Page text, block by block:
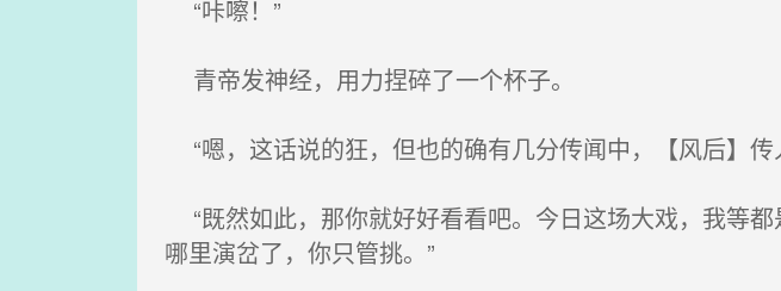
“咔嚓！”
青帝发神经，用力捏碎了一个杯子。
“嗯，这话说的狂，但也的确有几分传闻中，【风后】传
“既然如此，那你就好好看看吧。今日这场大戏，我等
哪里演岔了，你只管挑。”